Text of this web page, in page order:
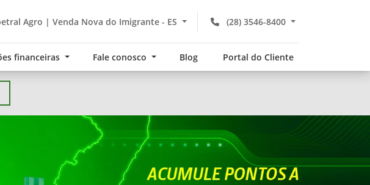
(28) 3546-8400
Agro | Venda Nova do Imigrante - ES
financeiras Fale conosco Blog Portal do Cliente